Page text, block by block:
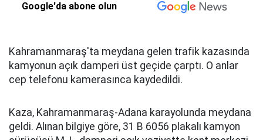
Google'da abone olun
Kahramanmaraş'ta meydana gelen trafik kazasında
kamyonun açık damperi üst geçide çarptı. O anlar
cep telefonu kamerasınca kaydedildi.
Kaza, Kahramanmaraş-Adana karayolunda meydana
geldi. Alınan bilgiye göre, 31 B 6056 plakalı kamyon